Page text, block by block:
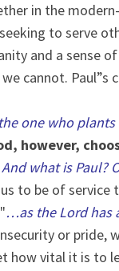
in the
to serve
and a sense
cannot. Paul”s
one who
however,
what is Paul?
to be of service
…as the Lord has
or pride,
how vital it is to